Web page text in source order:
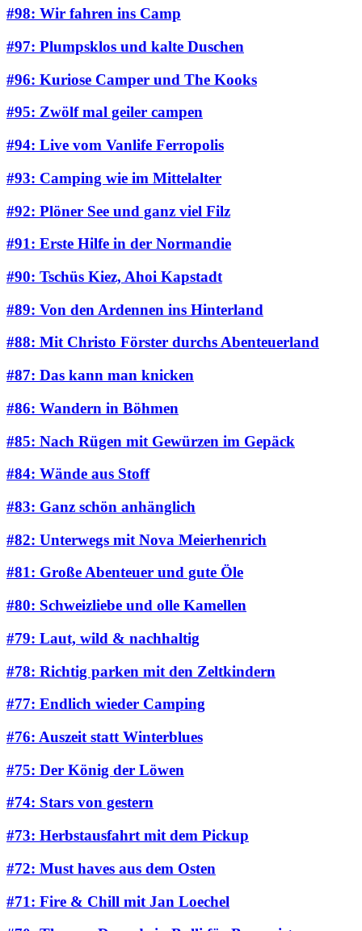
#98: Wir fahren ins Camp
#97: Plumpsklos und kalte Duschen
#96: Kuriose Camper und The Kooks
#95: Zwölf mal geiler campen
#94: Live vom Vanlife Ferropolis
#93: Camping wie im Mittelalter
#92: Plöner See und ganz viel Filz
#91: Erste Hilfe in der Normandie
#90: Tschüs Kiez, Ahoi Kapstadt
#89: Von den Ardennen ins Hinterland
#88: Mit Christo Förster durchs Abenteuerland
#87: Das kann man knicken
#86: Wandern in Böhmen
#85: Nach Rügen mit Gewürzen im Gepäck
#84: Wände aus Stoff
#83: Ganz schön anhänglich
#82: Unterwegs mit Nova Meierhenrich
#81: Große Abenteuer und gute Öle
#80: Schweizliebe und olle Kamellen
#79: Laut, wild & nachhaltig
#78: Richtig parken mit den Zeltkindern
#77: Endlich wieder Camping
#76: Auszeit statt Winterblues
#75: Der König der Löwen
#74: Stars von gestern
#73: Herbstausfahrt mit dem Pickup
#72: Must haves aus dem Osten
#71: Fire & Chill mit Jan Loechel